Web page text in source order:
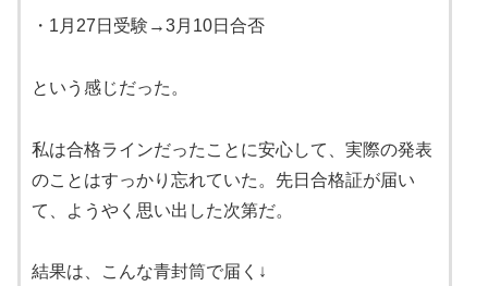
・1月27日受験→3月10日合否
という感じだった。
私は合格ラインだったことに安心して、実際の発表
のことはすっかり忘れていた。先日合格証が届い
て、ようやく思い出した次第だ。
結果は、こんな青封筒で届く↓